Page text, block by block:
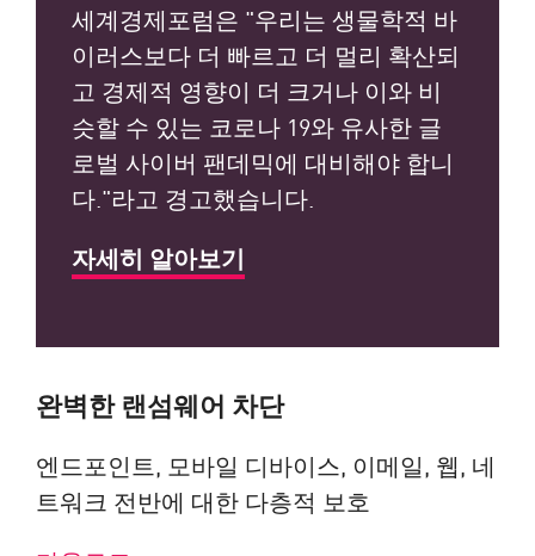
세계경제포럼은 "우리는 생물학적 바
이러스보다 더 빠르고 더 멀리 확산되
고 경제적 영향이 더 크거나 이와 비
슷할 수 있는 코로나 19와 유사한 글
로벌 사이버 팬데믹에 대비해야 합니
다."라고 경고했습니다.
자세히 알아보기
완벽한 랜섬웨어 차단
엔드포인트, 모바일 디바이스, 이메일, 웹, 네
트워크 전반에 대한 다층적 보호